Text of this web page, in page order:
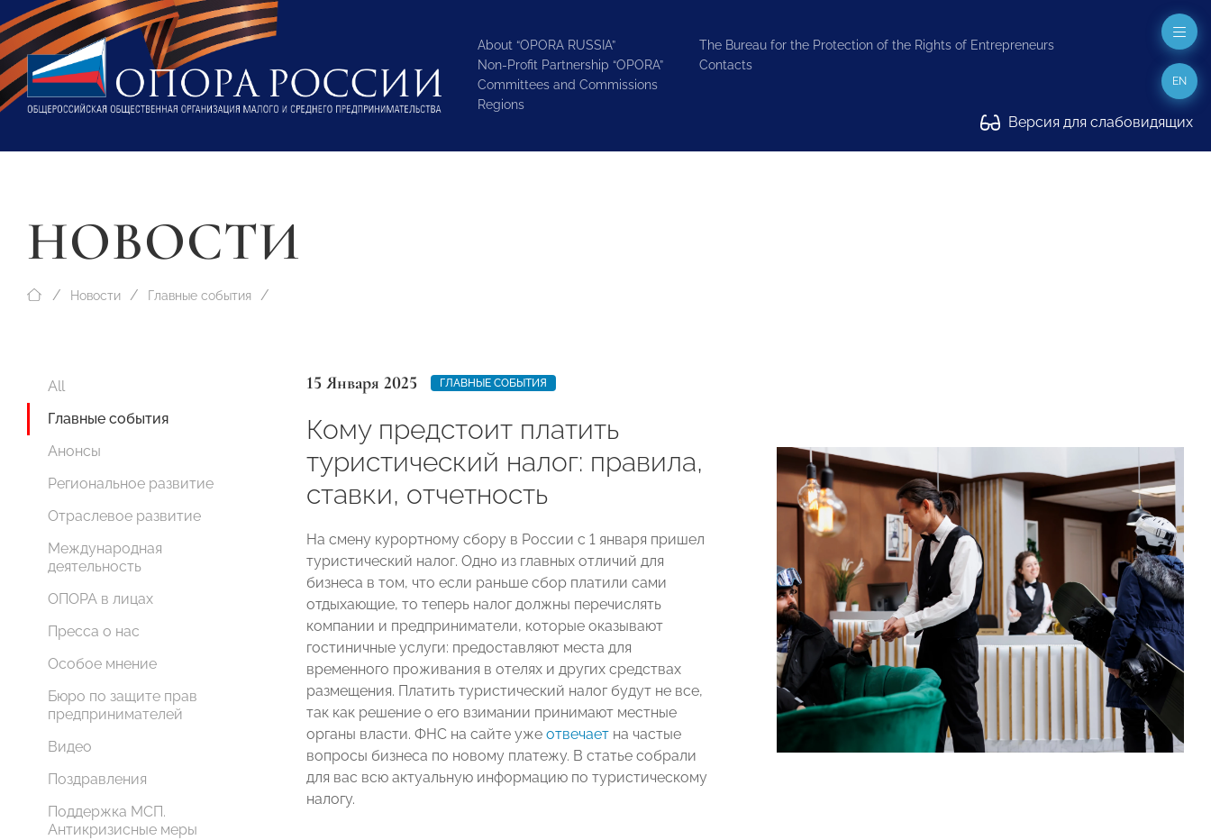
About “OPORA RUSSIA”
Non-Profit Partnership “OPORA”
Committees and Commissions
Regions
The Bureau for the Protection of the Rights of Entrepreneurs
Contacts
Версия для слабовидящих
EN
НОВОСТИ
Новости Главные события
All
Главные события
Анонсы
Региональное развитие
Отраслевое развитие
Международная
деятельность
ОПОРА в лицах
Пресса о нас
Особое мнение
Бюро по защите прав
предпринимателей
Видео
Поздравления
Поддержка МСП.
Антикризисные меры
15 Января 2025 ГЛАВНЫЕ СОБЫТИЯ
Кому предстоит платить
туристический налог: правила,
ставки, отчетность
На смену курортному сбору в России с 1 января пришел
туристический налог. Одно из главных отличий для
бизнеса в том, что если раньше сбор платили сами
отдыхающие, то теперь налог должны перечислять
компании и предприниматели, которые оказывают
гостиничные услуги: предоставляют места для
временного проживания в отелях и других средствах
размещения. Платить туристический налог будут не все,
так как решение о его взимании принимают местные
органы власти. ФНС на сайте уже отвечает на частые
вопросы бизнеса по новому платежу. В статье собрали
для вас всю актуальную информацию по туристическому
налогу.